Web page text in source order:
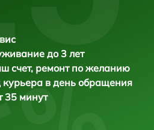
до 3 лет
счет, ремонт по желанию
курьера в день обращения
35 минут